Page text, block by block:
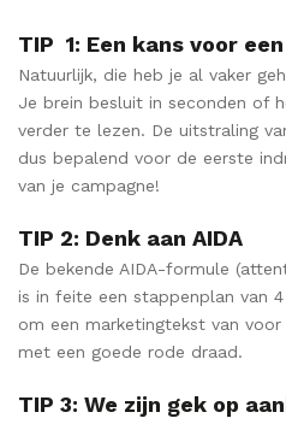
TIP 1: Een kans voor
Natuurlijk, die heb je al vaker
Je brein besluit in seconden of
verder te lezen. De uitstraling
dus bepalend voor de eerste
van je campagne!
TIP 2: Denk aan AIDA
De bekende AIDA-formule
is in feite een stappenplan van
om een marketingtekst van
met een goede rode draad.
TIP 3: We zijn gek op